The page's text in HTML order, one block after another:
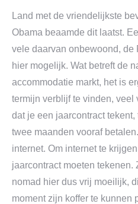
Land met de vriendelijkste
Obama beaamde dit laatst.
vele daarvan onbewoond,
hier mogelijk. Wat betreft de
accommodatie markt, het is
termijn verblijf te vinden,
dat je een jaarcontract
twee maanden vooraf
internet. Om internet te
jaarcontract moeten tekenen.
nomad hier dus vrij moeilijk,
moment zijn koffer te kunnen